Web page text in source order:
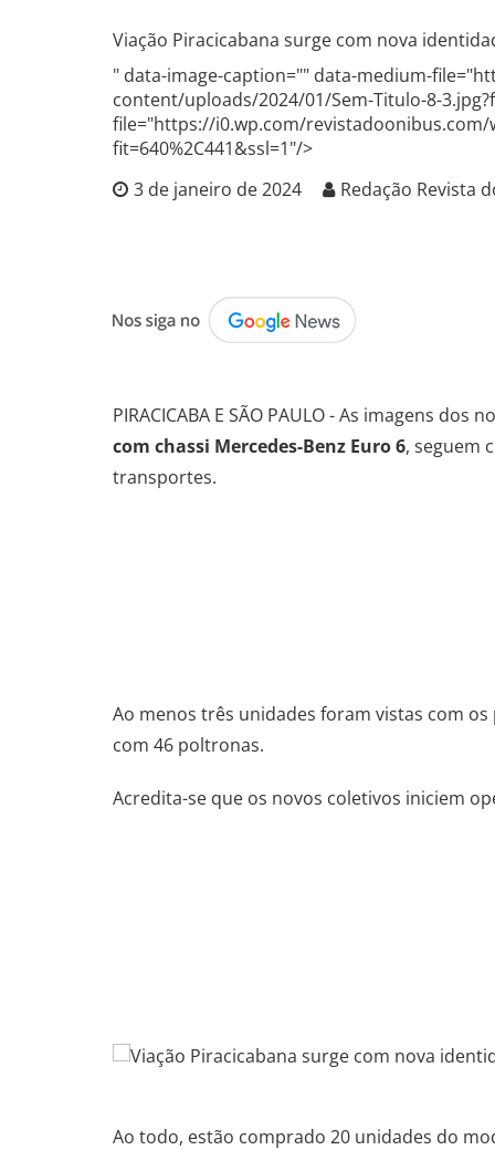
Viação Piracicabana surge com nova
" data-image-caption="" data-medium-
content/uploads/2024/01/Sem-Titulo-8-
file="https://i0.wp.com/
fit=640%2C441&ssl=1"/>
3 de janeiro de 2024
Redação Revista
PIRACICABA E SÃO PAULO - As imagens dos
com chassi Mercedes-Benz Euro 6, seguem
transportes.
Ao menos três unidades foram vistas com os
com 46 poltronas.
Acredita-se que os novos coletivos iniciem
Ao todo, estão comprado 20 unidades do